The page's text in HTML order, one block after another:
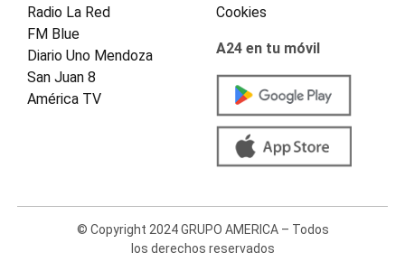
Radio La Red
FM Blue
Diario Uno Mendoza
San Juan 8
América TV
Cookies
A24 en tu móvil
© Copyright 2024 GRUPO AMERICA – Todos
los derechos reservados